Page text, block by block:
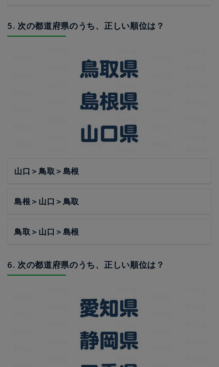
5. 次の都道府県のうち、正しい順位は？
山口＞鳥取＞島根
島根＞山口＞鳥取
鳥取＞山口＞島根
6. 次の都道府県のうち、正しい順位は？